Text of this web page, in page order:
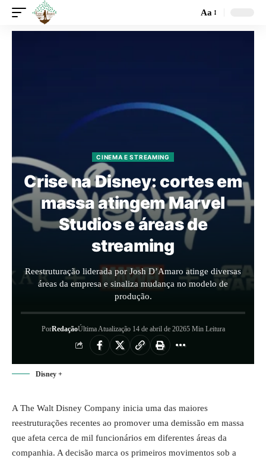
Aa
CINEMA E STREAMING
Crise na Disney: cortes em
massa atingem Marvel
Studios e áreas de
streaming
Reestruturação liderada por Josh D’Amaro atinge diversas
áreas da empresa e sinaliza mudança no modelo de
produção.
PorRedaçãoÚltima Atualização 14 de abril de 20265 Min Leitura
Disney +
A The Walt Disney Company inicia uma das maiores
reestruturações recentes ao promover uma demissão em massa
que afeta cerca de mil funcionários em diferentes áreas da
companhia. A decisão marca os primeiros movimentos sob a